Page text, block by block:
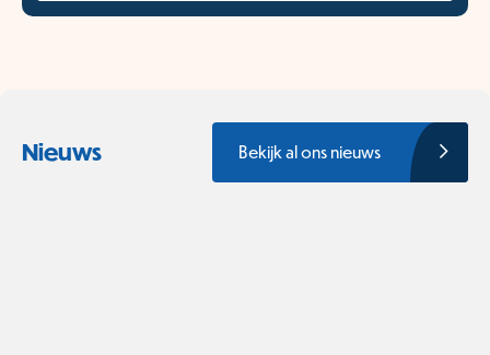
Nieuws Bekijk al ons nieuws